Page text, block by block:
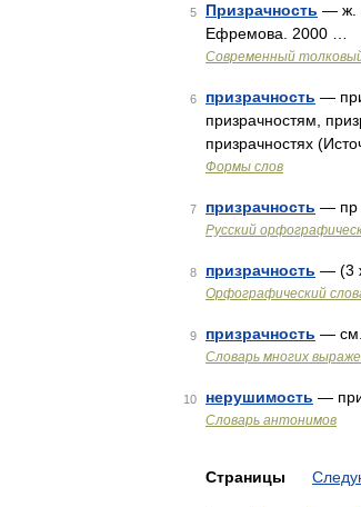
5 Призрачность — ж.
Ефремова. 2000 …
Современный
6 призрачность —
призрачностям,
призрачностях
Формы слов
7 призрачность — пр
Русский
8 призрачность — (3
Орфографический
9 призрачность — см.
Словарь многих
10 нерушимость —
Словарь антонимов
Страницы